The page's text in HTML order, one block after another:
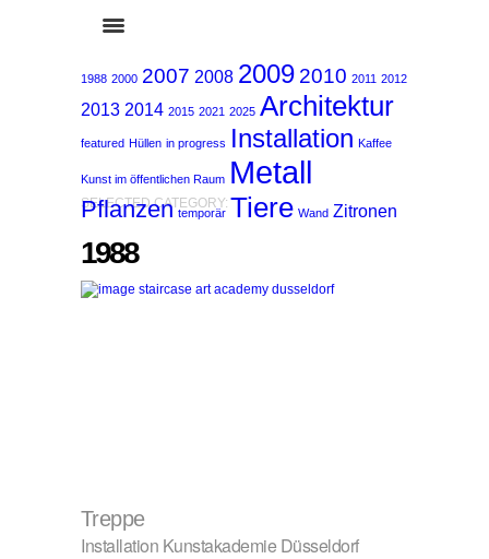
1988 2000 2007 2008 2009 2010 2011 2012
2013 2014 2015 2021 2025 Architektur
featured Hüllen in progress Installation Kaffee
Kunst im öffentlichen Raum Metall
Pflanzen temporär Tiere Wand Zitronen
SELECTED CATEGORY:
1988
Treppe
Installation Kunstakademie Düsseldorf